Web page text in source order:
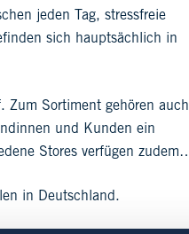
jeden Tag, stressfreie
sich hauptsächlich in
Zum Sortiment gehören auch
und Kunden ein
Stores verfügen zudem
in Deutschland.